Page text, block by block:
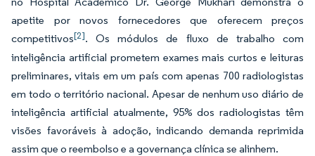
apetite por novos fornecedores que oferecem preços
competitivos[2]. Os módulos de fluxo de trabalho com
inteligência artificial prometem exames mais curtos e leituras
preliminares, vitais em um país com apenas 700 radiologistas
em todo o território nacional. Apesar de nenhum uso diário de
inteligência artificial atualmente, 95% dos radiologistas têm
visões favoráveis à adoção, indicando demanda reprimida
assim que o reembolso e a governança clínica se alinhem.